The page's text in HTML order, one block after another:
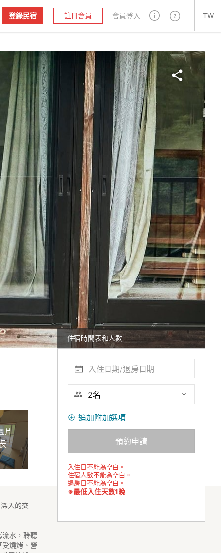
登錄民宿 註冊會員 會員登入 TW
住宿時間表和人數
入住日期/退房日期
追加附加選項
預約申請
入住日不能為空白。
住宿人數不能為空白。
退房日不能為空白。
※最低入住天數1晚
片
入的交
流水，聆聽
受燒烤、營